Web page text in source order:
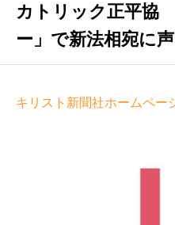
カトリック正平協
ー」で新法相宛に
キリスト新聞社ホームペー